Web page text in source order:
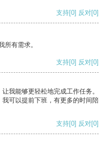
支持[0] 反对[0]
所有需求。
支持[0] 反对[0]
我能够更轻松地完成工作任务。
可以提前下班，有更多的时间陪
支持[0] 反对[0]